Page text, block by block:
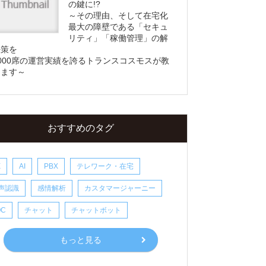
の鍵に!?
～その理由、そして在宅化
最大の障壁である「セキュ
リティ」「稼働管理」の解
を
席の運営実績を誇るトランスコスモスが教
す～
おすすめのタグ
AI PBX テレワーク・在宅
認識 感情解析 カスタマージャーニー
チャット チャットボット
もっと見る